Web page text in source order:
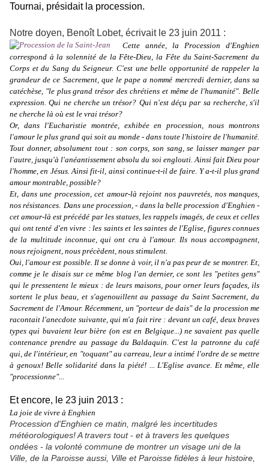
Tournai, présidait la procession.
Notre doyen, Benoît Lobet, écrivait le 23 juin 2011 :
Cette année, la Procession d'Enghien
correspond à la solennité de la Fête-Dieu, la Fête du Saint-Sacrement du
Corps et du Sang du Seigneur. C'est une belle opportunité de rappeler la
grandeur de ce Sacrement, que le pape a nommé mercredi dernier, dans sa
catéchèse, "le plus grand trésor des chrétiens et même de l'humanité". Belle
expression. Qui ne cherche un trésor? Qui n'est déçu par sa recherche, s'il
ne cherche là où est le vrai trésor?
Or, dans l'Eucharistie montrée, exhibée en procession, nous montrons
l'amour le plus grand qui soit au monde - dans toute l'histoire de l'humanité.
Tout donner, absolument tout : son corps, son sang, se laisser manger par
l'autre, jusqu'à l'anéantissement absolu du soi englouti. Ainsi fait Dieu pour
l'homme, en Jésus. Ainsi fit-il, ainsi continue-t-il de faire. Y a-t-il plus grand
amour montrable, possible?
Et, dans une procession, cet amour-là rejoint nos pauvretés, nos manques,
nos résistances. Dans une procession, - dans la belle procession d'Enghien -
cet amour-là est précédé par les statues, les rappels imagés, de ceux et celles
qui ont tenté d'en vivre : les saints et les saintes de l'Eglise, figures connues
de la multitude inconnue, qui ont cru à l'amour. Ils nous accompagnent,
nous rejoignent, nous précèdent, nous stimulent.
Oui, l'amour est possible. Il se donne à voir, il n'a pas peur de se montrer. Et,
comme je le disais sur ce même blog l'an dernier, ce sont les "petites gens"
qui le pressentent le mieux : de leurs maisons, pour orner leurs façades, ils
sortent le plus beau, et s'agenouillent au passage du Saint Sacrement, du
Sacrement de l'Amour. Récemment, un "porteur de dais" de la procession me
racontait l'anecdote suivante, qui m'a fait rire : devant un café, deux braves
types qui buvaient leur bière (on est en Belgique...) ne savaient pas quelle
contenance prendre au passage du Baldaquin. C'est la patronne du café
qui, de l'intérieur, en "toquant" au carreau, leur a intimé l'ordre de se mettre
à genoux! Belle solidarité dans la piété! ...L'Eglise avance. Et même,elle
"processionne"...
Et encore, le 23 juin 2013 :
La joie de vivre à Enghien
Procession d'Enghien ce matin, malgré les incertitudes
météorologiques! A travers tout - et à travers les quelques
ondées - la volonté commune de montrer un visage uni de la
Ville, de la Paroisse aussi, Ville et Paroisse fidèles à leur histoire,